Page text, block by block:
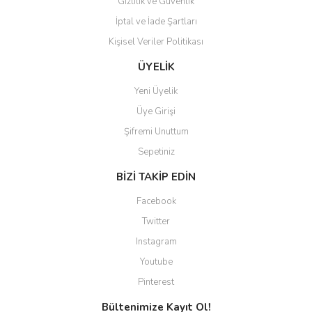
Gönder
İptal ve İade Şartları
Kişisel Veriler Politikası
ÜYELİK
Yeni Üyelik
Üye Girişi
Şifremi Unuttum
Sepetiniz
BİZİ TAKİP EDİN
Facebook
Twitter
Instagram
Youtube
Pinterest
Bültenimize Kayıt Ol!